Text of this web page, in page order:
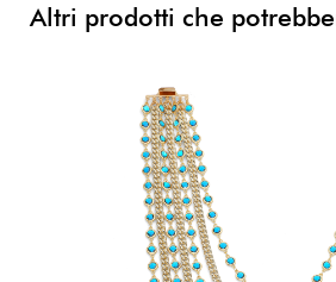
Altri prodotti che